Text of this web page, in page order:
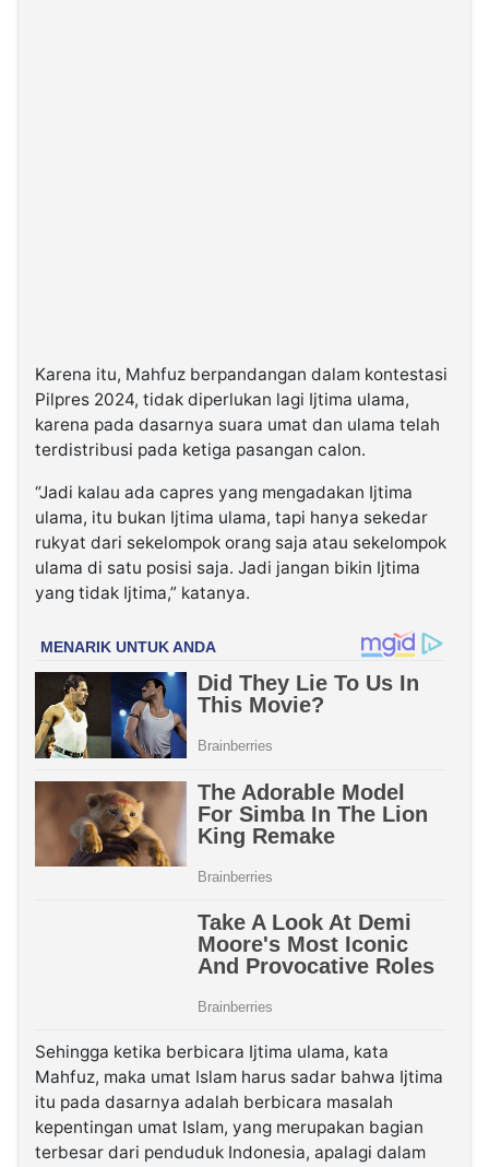
Karena itu, Mahfuz berpandangan dalam kontestasi
Pilpres 2024, tidak diperlukan lagi Ijtima ulama,
karena pada dasarnya suara umat dan ulama telah
terdistribusi pada ketiga pasangan calon.
“Jadi kalau ada capres yang mengadakan Ijtima
ulama, itu bukan Ijtima ulama, tapi hanya sekedar
rukyat dari sekelompok orang saja atau sekelompok
ulama di satu posisi saja. Jadi jangan bikin Ijtima
yang tidak Ijtima,” katanya.
Sehingga ketika berbicara Ijtima ulama, kata
Mahfuz, maka umat Islam harus sadar bahwa Ijtima
itu pada dasarnya adalah berbicara masalah
kepentingan umat Islam, yang merupakan bagian
terbesar dari penduduk Indonesia, apalagi dalam